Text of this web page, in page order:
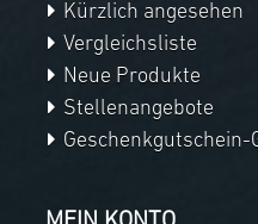
Kürzlich angesehen
Vergleichsliste
Neue Produkte
Stellenangebote